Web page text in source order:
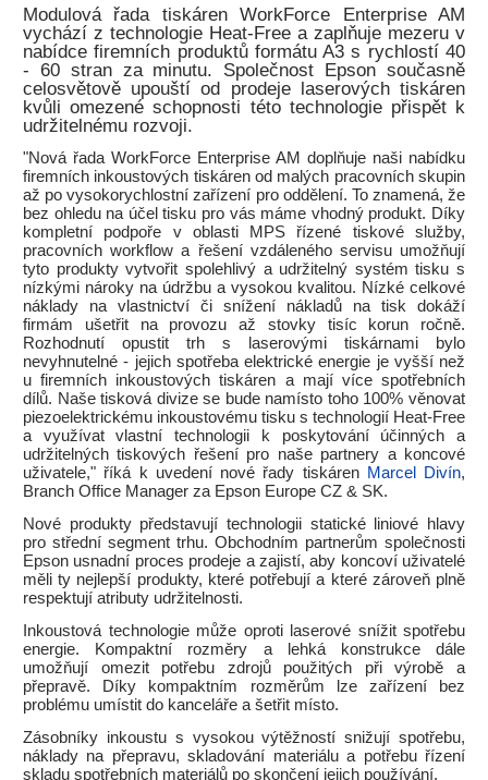
Modulová řada tiskáren WorkForce Enterprise AM
vychází z technologie Heat-Free a zaplňuje mezeru v
nabídce firemních produktů formátu A3 s rychlostí 40
- 60 stran za minutu. Společnost Epson současně
celosvětově upouští od prodeje laserových tiskáren
kvůli omezené schopnosti této technologie přispět k
udržitelnému rozvoji.
"Nová řada WorkForce Enterprise AM doplňuje naši nabídku
firemních inkoustových tiskáren od malých pracovních skupin
až po vysokorychlostní zařízení pro oddělení. To znamená, že
bez ohledu na účel tisku pro vás máme vhodný produkt. Díky
kompletní podpoře v oblasti MPS řízené tiskové služby,
pracovních workflow a řešení vzdáleného servisu umožňují
tyto produkty vytvořit spolehlivý a udržitelný systém tisku s
nízkými nároky na údržbu a vysokou kvalitou. Nízké celkové
náklady na vlastnictví či snížení nákladů na tisk dokáží
firmám ušetřit na provozu až stovky tisíc korun ročně.
Rozhodnutí opustit trh s laserovými tiskárnami bylo
nevyhnutelné - jejich spotřeba elektrické energie je vyšší než
u firemních inkoustových tiskáren a mají více spotřebních
dílů. Naše tisková divize se bude namísto toho 100% věnovat
piezoelektrickému inkoustovému tisku s technologií Heat-Free
a využívat vlastní technologii k poskytování účinných a
udržitelných tiskových řešení pro naše partnery a koncové
uživatele," říká k uvedení nové řady tiskáren Marcel Divín,
Branch Office Manager za Epson Europe CZ & SK.
Nové produkty představují technologii statické liniové hlavy
pro střední segment trhu. Obchodním partnerům společnosti
Epson usnadní proces prodeje a zajistí, aby koncoví uživatelé
měli ty nejlepší produkty, které potřebují a které zároveň plně
respektují atributy udržitelnosti.
Inkoustová technologie může oproti laserové snížit spotřebu
energie. Kompaktní rozměry a lehká konstrukce dále
umožňují omezit potřebu zdrojů použitých při výrobě a
přepravě. Díky kompaktním rozměrům lze zařízení bez
problému umístit do kanceláře a šetřit místo.
Zásobníky inkoustu s vysokou výtěžností snižují spotřebu,
náklady na přepravu, skladování materiálu a potřebu řízení
skladu spotřebních materiálů po skončení jejich používání.